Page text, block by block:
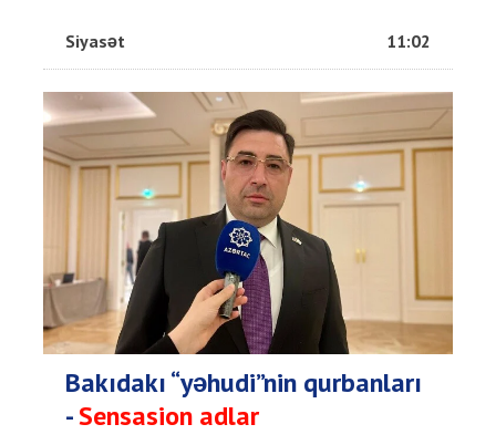
Siyasət 11:02
Bakıdakı “yəhudi”nin qurbanları
-Sensasion adlar